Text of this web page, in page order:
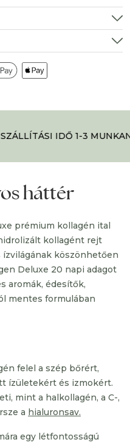
IDŐ 1-3
háttér
prémium kollagén ital
kollagént rejt
ízvilágának köszönhetően
Deluxe 20 napi adagot
aromák, édesítők,
mentes formulában
felel a szép bőrért,
ízületekért és izmokért.
mint a halkollagén, a C-,
a hialuronsav.
egy létfontosságú